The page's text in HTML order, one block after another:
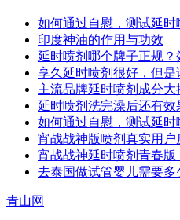
如何通过自慰，测试延时
印度神油的作用与功效
延时喷剂哪个牌子正规
享久延时喷剂很好，但是
主流品牌延时喷剂成分大
延时喷剂洗完澡后还有效
如何通过自慰，测试延时
宵战战神版喷剂真实用
宵战战神延时喷剂青春
去泰国做试管婴儿需要多
青山网